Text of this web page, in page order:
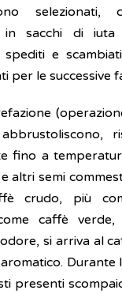
selezionati,
in sacchi di
spediti e
per le successive
fino a
altri semi
crudo, più
caffè verde,
si arriva al
Durante
presenti